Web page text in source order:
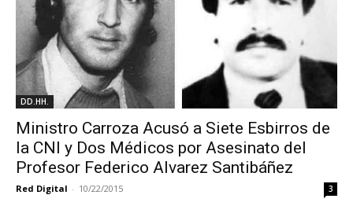
DD.HH.
Ministro Carroza Acusó a Siete Esbirros de
la CNI y Dos Médicos por Asesinato del
Profesor Federico Alvarez Santibáñez
Red Digital - 10/22/2015 3